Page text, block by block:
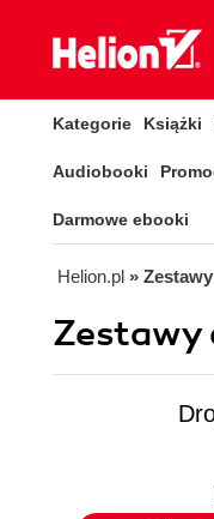
Kategorie Książki
Audiobooki
Darmowe ebooki
Helion.pl »
Zestawy
helion.pl.